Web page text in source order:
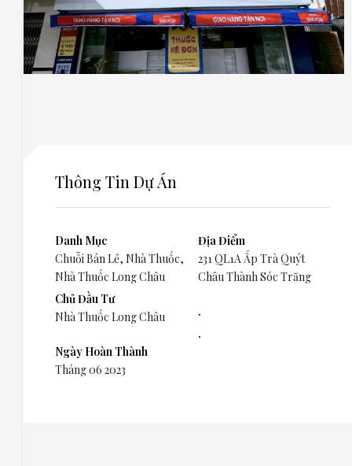
Thông Tin Dự Án
Danh Mục
Chuỗi Bán Lẻ, Nhà Thuốc,
Nhà Thuốc Long Châu
Chủ Đầu Tư
Nhà Thuốc Long Châu
Ngày Hoàn Thành
Tháng 06 2023
Địa Điểm
231 QL1A Ấp Trà Quýt
Châu Thành Sóc Trăng
.
.